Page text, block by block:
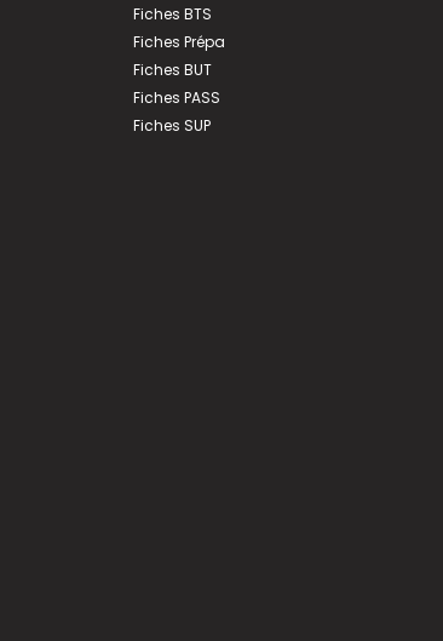
Fiches BTS
Fiches Prépa
Fiches BUT
Fiches PASS
Fiches SUP